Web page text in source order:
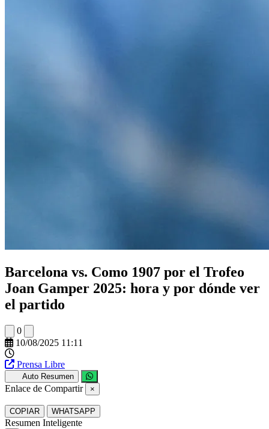
Barcelona vs. Como 1907 por el Trofeo
Joan Gamper 2025: hora y por dónde ver
el partido
0
10/08/2025 11:11
Prensa Libre
Auto Resumen
Enlace de Compartir ×
COPIAR WHATSAPP
Resumen Inteligente